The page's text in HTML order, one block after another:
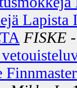
Lapista
FISKE